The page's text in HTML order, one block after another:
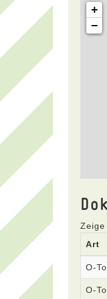
Zeige
Art
O-
O-